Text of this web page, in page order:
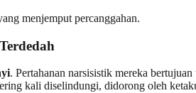
menjemput percanggahan.
. Pertahanan narsisistik mereka
kali diselindungi, didorong oleh